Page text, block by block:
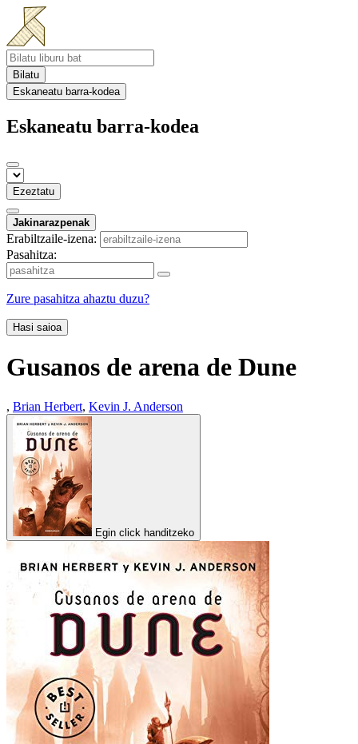
Bilatu
Eskaneatu barra-kodea
Eskaneatu barra-kodea
Ezeztatu
Jakinarazpenak
Erabiltzaile-izena:
Pasahitza:
Zure pasahitza ahaztu duzu?
Hasi saioa
Gusanos de arena de Dune
, Brian Herbert, Kevin J. Anderson
Egin click handitzeko